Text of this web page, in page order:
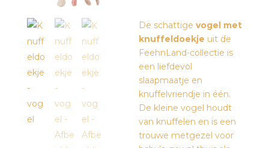
De schattigevogel met
knuffeldoekje uit de
FeehnLand-collectie is
een liefdevol
slaapmaatje en
knuffelvriendje in één.
De kleine vogel houdt
van knuffelen en is een
trouwe metgezel voor